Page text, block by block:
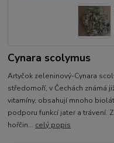
Cynara scolymus
Artyčok zeleninový-Cynara
středomoří, v Čechách známá
vitamíny, obsahují mnoho
podporu funkcí jater a trávení.
hořčin... celý popis